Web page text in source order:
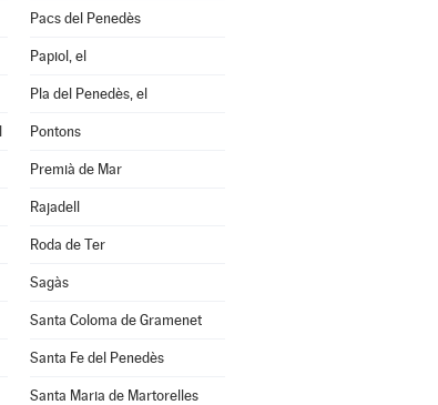
Pacs del Penedès
Papiol, el
Pla del Penedès, el
Pontons
Premià de Mar
Rajadell
Roda de Ter
Sagàs
Santa Coloma de Gramenet
Santa Fe del Penedès
Santa Maria de Martorelles